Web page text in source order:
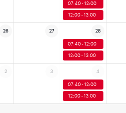
07:40 - 12:00
12:00 - 13:00
26 27 28
07:40 - 12:00
12:00 - 13:00
2 3 4
07:40 - 12:00
12:00 - 13:00